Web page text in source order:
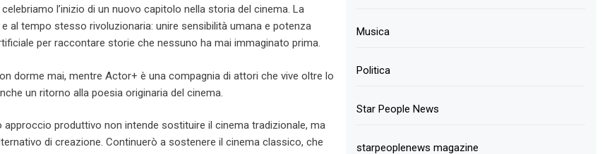
celebriamo l’inizio di un nuovo capitolo nella storia del cinema. La
al tempo stesso rivoluzionaria: unire sensibilità umana e potenza
per raccontare storie che nessuno ha mai immaginato prima.
dorme mai, mentre Actor+ è una compagnia di attori che vive oltre lo
un ritorno alla poesia originaria del cinema.
approccio produttivo non intende sostituire il cinema tradizionale, ma
di creazione. Continuerò a sostenere il cinema classico, che
Musica
Politica
Star People News
starpeoplenews magazine